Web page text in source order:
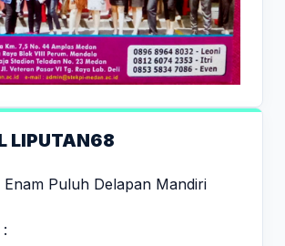
LIPUTAN68
Enam Puluh Delapan Mandiri